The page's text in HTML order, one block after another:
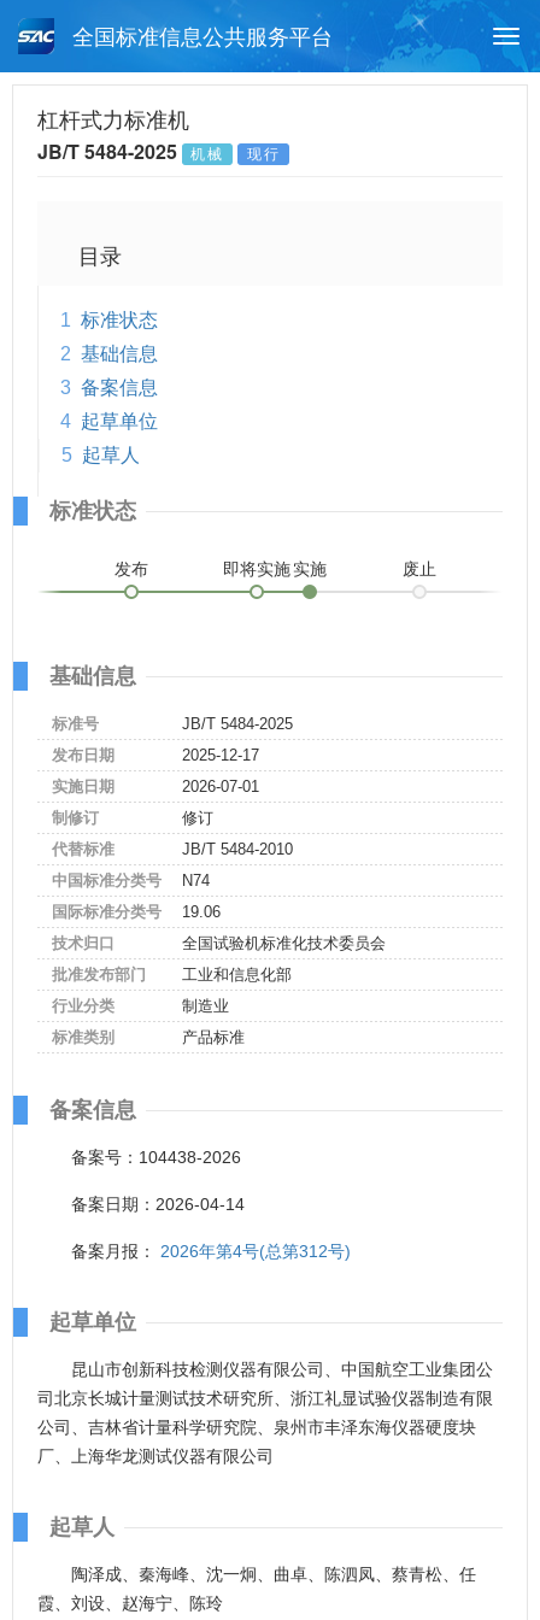
全国标准信息公共服务平台
月报查询 标准公告查询
杠杆式力标准机
JB/T 5484-2025 机械 现行
目录
1 标准状态
2 基础信息
3 备案信息
4 起草单位
5 起草人
标准状态
发布 即将实施实施 废止
基础信息
标准号
JB/T 5484-2025
发布日期
2025-12-17
实施日期
2026-07-01
制修订
修订
代替标准
JB/T 5484-2010
中国标准分类号
N74
国际标准分类号
19.06
技术归口
全国试验机标准化技术委员会
批准发布部门
工业和信息化部
行业分类
制造业
标准类别
产品标准
备案信息
备案号：104438-2026
备案日期：2026-04-14
备案月报： 2026年第4号(总第312号)
起草单位
昆山市创新科技检测仪器有限公司、中国航空工业集团公
司北京长城计量测试技术研究所、浙江礼显试验仪器制造有限
公司、吉林省计量科学研究院、泉州市丰泽东海仪器硬度块
厂、上海华龙测试仪器有限公司
起草人
陶泽成、秦海峰、沈一炯、曲卓、陈泗凤、蔡青松、任
霞、刘设、赵海宁、陈玲